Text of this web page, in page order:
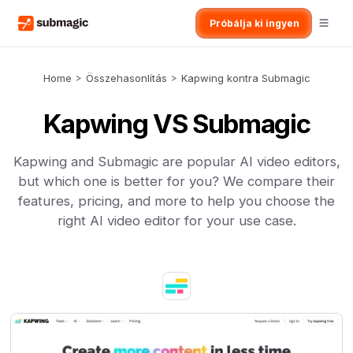
Próbálja ki ingyen
Home > Összehasonlítás > Kapwing kontra Submagic
Kapwing VS Submagic
Kapwing and Submagic are popular AI video editors,
but which one is better for you? We compare their
features, pricing, and more to help you choose the
right AI video editor for your use case.